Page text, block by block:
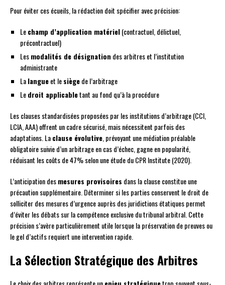
Pour éviter ces écueils, la rédaction doit spécifier avec précision:
Lechamp d’application matériel(contractuel, délictuel,
précontractuel)
Lesmodalités de désignation des arbitres et l’institution
administrante
Lalangueet lesiègede l’arbitrage
Ledroit applicabletant au fond qu’à la procédure
Les clauses standardisées proposées par les institutions d’arbitrage (CCI,
LCIA, AAA) offrent un cadre sécurisé, mais nécessitent parfois des
adaptations. Laclause évolutive , prévoyant une médiation préalable
obligatoire suivie d’un arbitrage en cas d’échec, gagne en popularité,
réduisant les coûts de 47% selon une étude du CPR Institute (2020).
L’anticipation desmesures provisoires dans la clause constitue une
précaution supplémentaire. Déterminer si les parties conservent le droit de
solliciter des mesures d’urgence auprès des juridictions étatiques permet
d’éviter les débats sur la compétence exclusive du tribunal arbitral. Cette
précision s’avère particulièrement utile lorsque la préservation de preuves ou
le gel d’actifs requiert une intervention rapide.
La Sélection Stratégique des Arbitres